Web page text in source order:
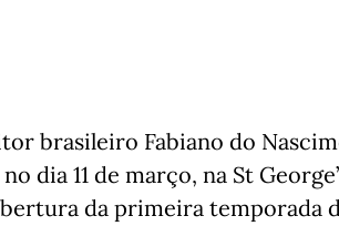
brasileiro Fabiano do
dia 11 de março, na St
da primeira temporada